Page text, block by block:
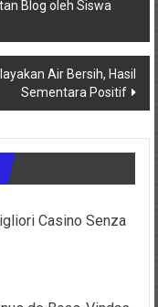
Blog oleh Siswa
Air Bersih, Hasil
Sementara Positif
Casino Senza